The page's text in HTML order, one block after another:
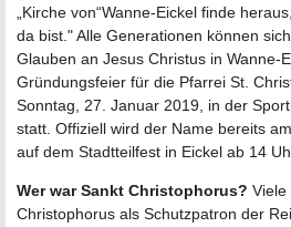
„Kirche von“Wanne-Eickel finde
da bist." Alle Generationen können
Glauben an Jesus Christus in Wanne-
Gründungsfeier für die Pfarrei St.
Sonntag, 27. Januar 2019, in der
statt. Offiziell wird der Name bereits
auf dem Stadtteilfest in Eickel ab 14
Wer war Sankt Christophorus? Viele
Christophorus als Schutzpatron der